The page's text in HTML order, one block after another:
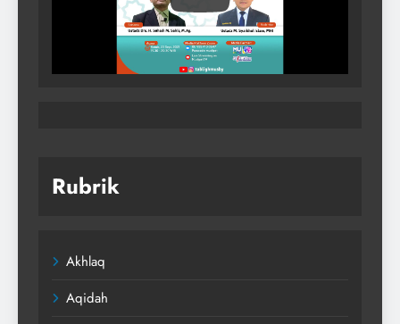
Rubrik
Akhlaq
Aqidah